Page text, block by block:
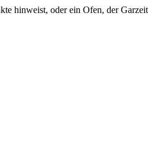
hinweist, oder ein Ofen, der